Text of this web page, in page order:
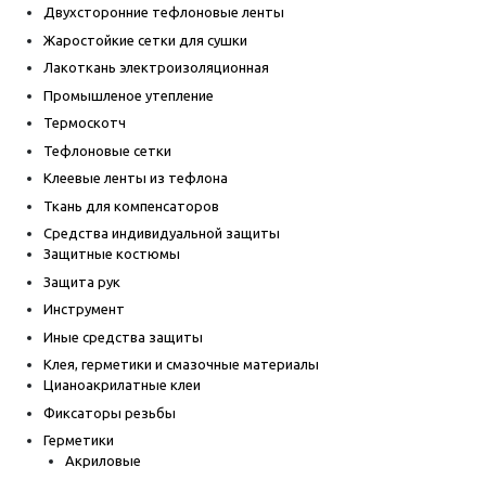
Двухсторонние тефлоновые ленты
Жаростойкие сетки для сушки
Лакоткань электроизоляционная
Промышленое утепление
Термоскотч
Тефлоновые сетки
Клеевые ленты из тефлона
Ткань для компенсаторов
Средства индивидуальной защиты
Защитные костюмы
Защита рук
Инструмент
Иные средства защиты
Клея, герметики и смазочные материалы
Цианоакрилатные клеи
Фиксаторы резьбы
Герметики
Акриловые